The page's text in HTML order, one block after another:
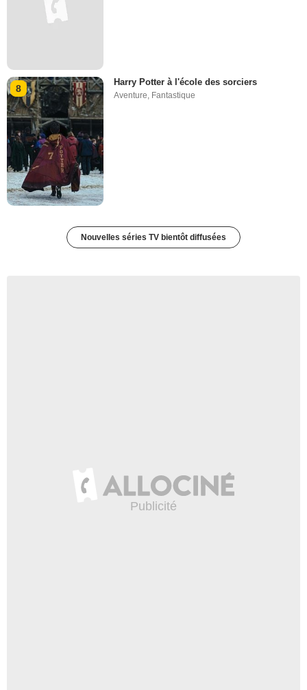
8
Harry Potter à l'école des sorciers
Aventure, Fantastique
Nouvelles séries TV bientôt diffusées